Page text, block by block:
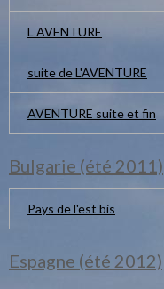
L AVENTURE
suite de L'AVENTURE
AVENTURE suite et fin
Bulgarie (été 2011)
Pays de l'est bis
Espagne (été 2012)